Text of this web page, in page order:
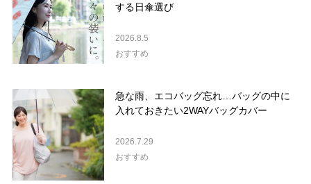
する日傘選び
2026.8.5
おすすめ
急な雨、エコバッグ忘れ…バッグの中に
入れておきたい2WAYバッグカバー
2026.7.29
おすすめ